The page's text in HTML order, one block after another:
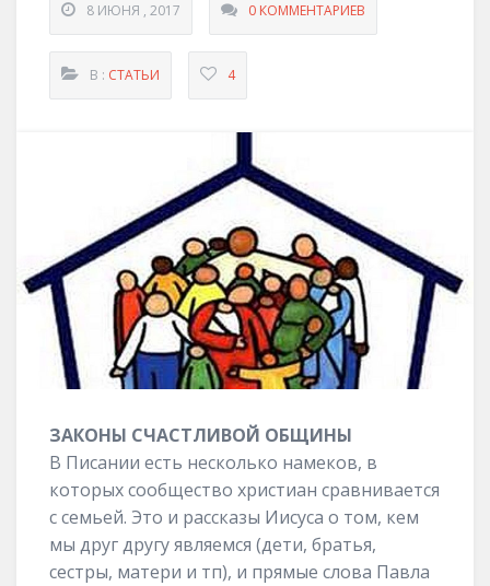
8 ИЮНЯ , 2017 0 КОММЕНТАРИЕВ
В : СТАТЬИ 4
ЗАКОНЫ СЧАСТЛИВОЙ ОБЩИНЫ
В Писании есть несколько намеков, в
которых сообщество христиан сравнивается
с семьей. Это и рассказы Иисуса о том, кем
мы друг другу являемся (дети, братья,
сестры, матери и тп), и прямые слова Павла